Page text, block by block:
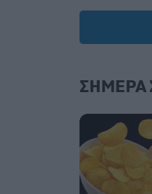
ΣΗΜΕΡΑ